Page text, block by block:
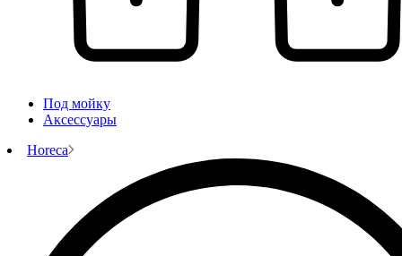
Под мойку
Аксессуары
Horeca